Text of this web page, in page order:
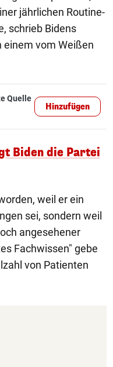
jährlichen Routine-
schrieb Bidens
einem vom Weißen
Quelle
Hinzufügen
Biden die Partei
weil er ein
sei, sondern weil
angesehener
Fachwissen" gebe
von Patienten